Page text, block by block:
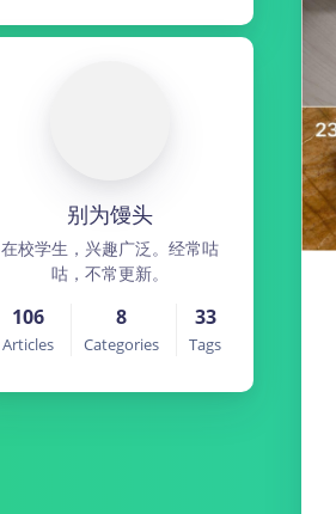
别为馒头
在校学生，兴趣广泛。经常咕
咕，不常更新。
106
Articles
8
Categories
33
Tags